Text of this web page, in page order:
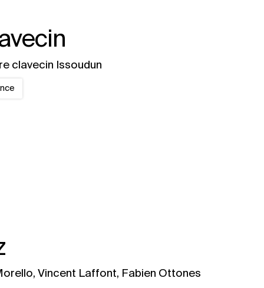
clavecin Issoudun
Vincent Laffont, Fabien Ottones